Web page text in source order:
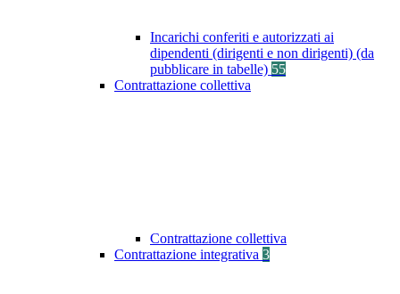
Incarichi conferiti e autorizzati ai
dipendenti (dirigenti e non dirigenti) (da
pubblicare in tabelle) 55
Contrattazione collettiva
Contrattazione collettiva
Contrattazione integrativa 3